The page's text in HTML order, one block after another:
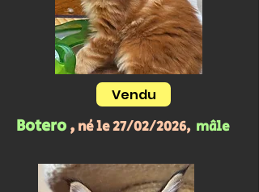
Vendu
Botero, né le 27/02/2026, mâle